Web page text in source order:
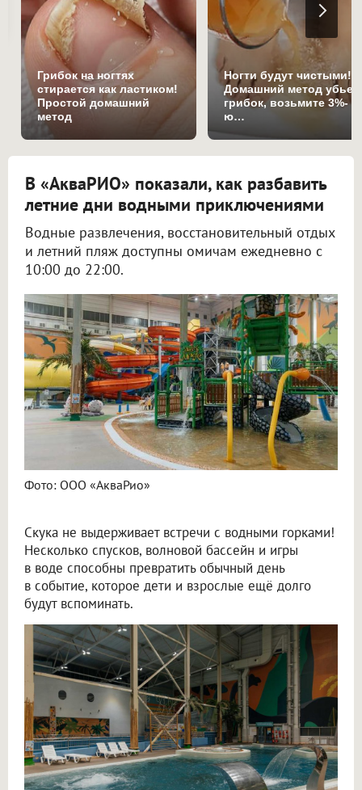
Грибок на ногтях
стирается как ластиком!
Простой домашний
метод
Ногти будут чистыми!
Домашний метод убьет
грибок, возьмите 3%-
ю…
В «АкваРИО» показали, как разбавить
летние дни водными приключениями
Водные развлечения, восстановительный отдых
и летний пляж доступны омичам ежедневно с
10:00 до 22:00.
Фото: ООО «АкваРио»
Скука не выдерживает встречи с водными горками!
Несколько спусков, волновой бассейн и игры
в воде способны превратить обычный день
в событие, которое дети и взрослые ещё долго
будут вспоминать.